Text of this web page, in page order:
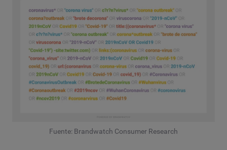
Fuente: Brandwatch Consumer Research